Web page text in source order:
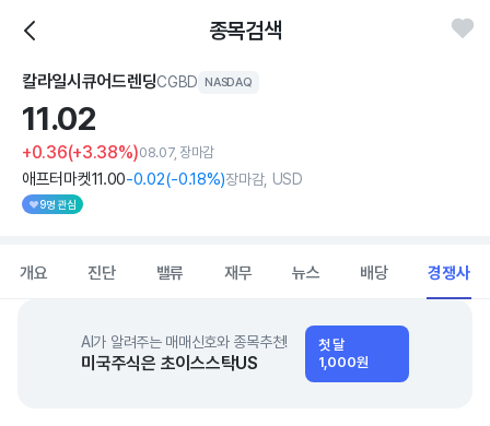
종목검색
칼라일시큐어드렌딩CGBD NASDAQ
11.02
+0.36(+3.38%)08.07, 장마감
애프터마켓11.00-0.02(-0.18%)장마감, USD
9명 관심
개요 진단 밸류 재무 뉴스 배당 경쟁사
AI가 알려주는 매매신호와 종목추천!
미국주식은 초이스스탁US
첫 달
1,000원